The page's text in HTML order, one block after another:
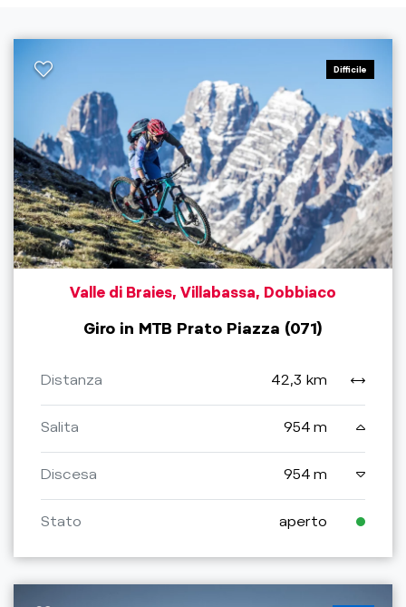
Difficile
Valle di Braies, Villabassa, Dobbiaco
Giro in MTB Prato Piazza (071)
Distanza 42,3 km
Salita 954 m
Discesa 954 m
Stato aperto